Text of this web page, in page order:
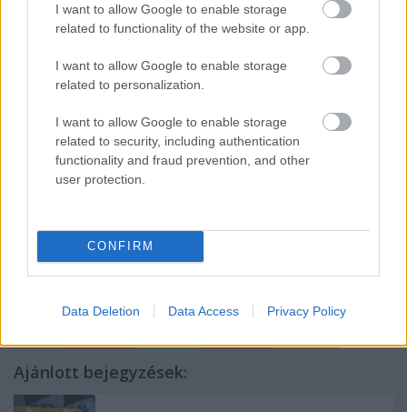
I want to allow Google to enable storage
related to functionality of the website or app.
I want to allow Google to enable storage
related to personalization.
I want to allow Google to enable storage
related to security, including authentication
functionality and fraud prevention, and other
user protection.
CONFIRM
Data Deletion Data Access Privacy Policy
Forrás:Créme de la craft
Ha tetszett a bejegyzés, csatlakozz te is a
Színes
Ötletek Facebook-közösségéhez
következőről se maradj le.
Ha még több kreatív ötletere szomjazol, kövess
Pinterestenis!
Címkék: csináld magad újrahasznosítás
nyaklánc ékszerkészítés
Ajánlott bejegyzések: